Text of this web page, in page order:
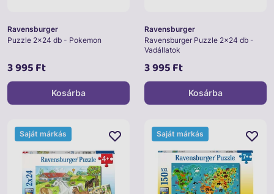
Ravensburger
Puzzle 2x24 db - Pokemon
3 995 Ft
Kosárba
Ravensburger
Ravensburger Puzzle 2x24 db -
Vadállatok
3 995 Ft
Kosárba
Saját márkás Saját márkás